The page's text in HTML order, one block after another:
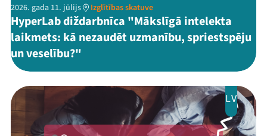
2026. gada 11. jūlijs Izglītības skatuve
HyperLab diždarbnīca "Mākslīgā intelekta
laikmets: kā nezaudēt uzmanību, spriestspēju
un veselību?"
LV